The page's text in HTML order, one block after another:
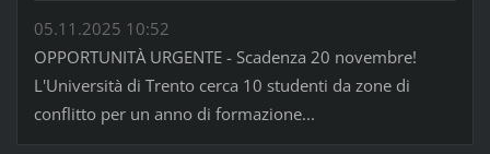
05.11.2025 10:52
OPPORTUNITÀ URGENTE - Scadenza 20 novembre!
L'Università di Trento cerca 10 studenti da zone di
conflitto per un anno di formazione...